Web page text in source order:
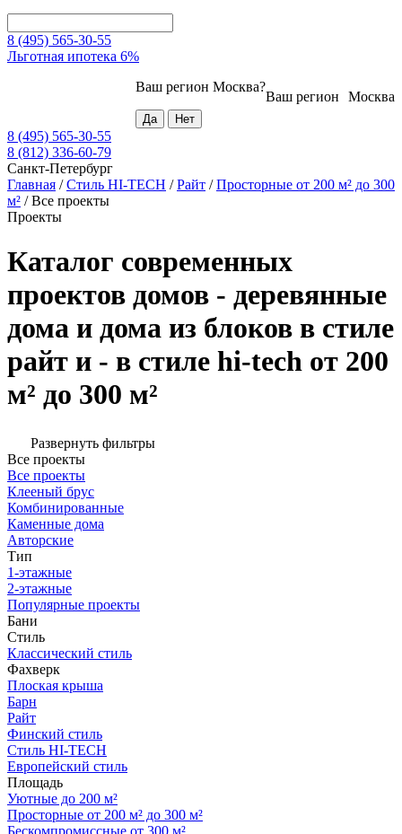
8 (495) 565-30-55
Льготная ипотека 6%
Москва
Ваш регион
Ваш регион Москва?
8 (495) 565-30-55
8 (812) 336-60-79
Санкт-Петербург
Главная /Стиль HI-TECH /Райт /Просторные от 200 м² до 300
м² /Все проекты
Проекты
Каталог современных
проектов домов - деревянные
дома и дома из блоков в стиле
райт и - в стиле hi-tech от 200
м² до 300 м²
Развернуть фильтры
Все проекты
Все проекты
Клееный брус
Комбинированные
Каменные дома
Авторские
Тип
1-этажные
2-этажные
Популярные проекты
Бани
Стиль
Классический стиль
Фахверк
Плоская крыша
Барн
Райт
Финский стиль
Стиль HI-TECH
Европейский стиль
Площадь
Уютные до 200 м²
Просторные от 200 м² до 300 м²